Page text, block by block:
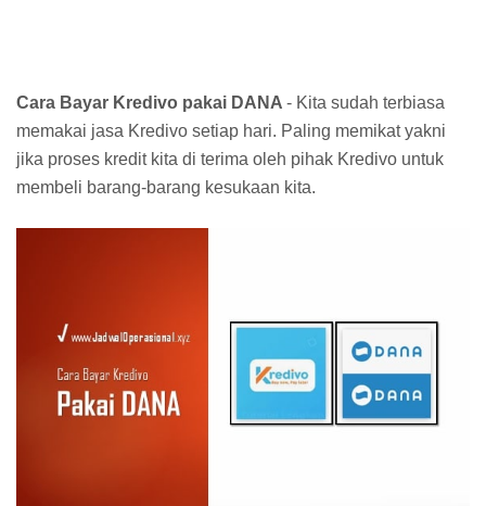
Cara Bayar Kredivo pakai DANA - Kita sudah terbiasa
memakai jasa Kredivo setiap hari. Paling memikat yakni
jika proses kredit kita di terima oleh pihak Kredivo untuk
membeli barang-barang kesukaan kita.